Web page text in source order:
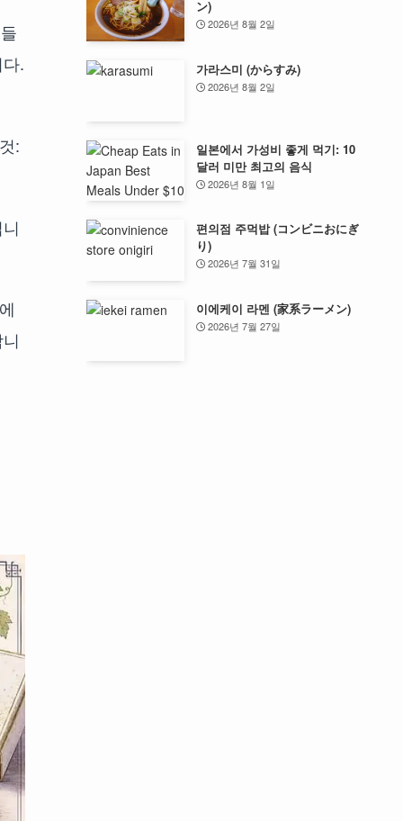
.
:
ン)
2026년 8월 2일
가라스미 (からすみ)
2026년 8월 2일
일본에서 가성비 좋게 먹기: 10
달러 미만 최고의 음식
2026년 8월 1일
편의점 주먹밥 (コンビニおにぎ
り)
2026년 7월 31일
이에케이 라멘 (家系ラーメン)
2026년 7월 27일